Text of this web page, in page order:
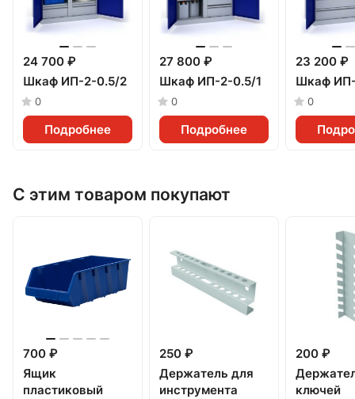
24 700 ₽
Шкаф ИП-2-0.5/2
0
Подробнее
27 800 ₽
Шкаф ИП-2-0.5/1
0
Подробнее
23 200 ₽
Шкаф
0
С этим товаром покупают
700 ₽
Ящик
пластиковый
250 ₽
Держатель для
инструмента
200 ₽
ключей